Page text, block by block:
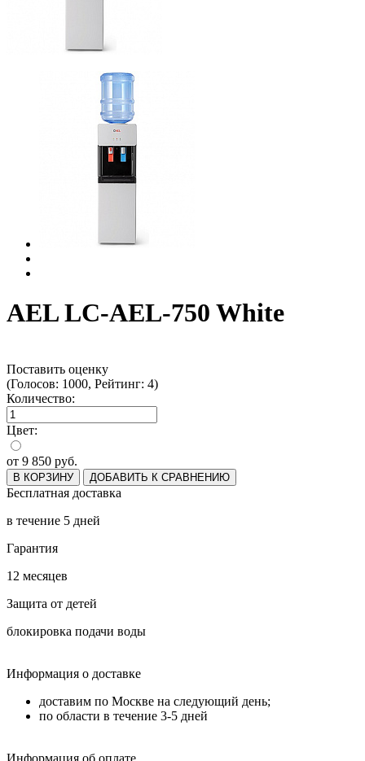
AEL LC-AEL-750 White
Поставить оценку
(Голосов: 1000, Рейтинг: 4)
Количество:
Цвет:
от 9 850 руб.
В КОРЗИНУ ДОБАВИТЬ К СРАВНЕНИЮ
Бесплатная доставка
в течение 5 дней
Гарантия
12 месяцев
Защита от детей
блокировка подачи воды
Информация о доставке
доставим по Москве на следующий день;
по области в течение 3-5 дней
Информация об оплате